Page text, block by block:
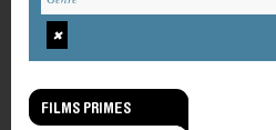
✖
FILMS PRIMES